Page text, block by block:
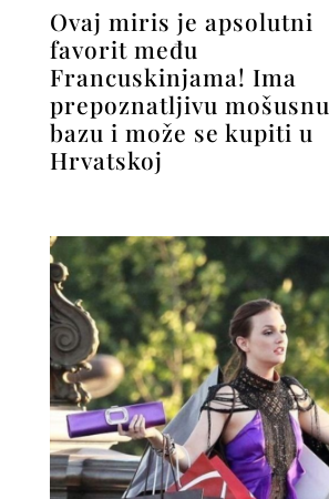
Ovaj miris je apsolutni
favorit među
Francuskinjama! Ima
prepoznatljivu mošusnu
bazu i može se kupiti u
Hrvatskoj